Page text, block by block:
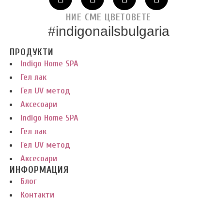
НИЕ СМЕ ЦВЕТОВЕТЕ
#indigonailsbulgaria
ПРОДУКТИ
Indigo Home SPA
Гел лак
Гел UV метод
Аксесоари
Indigo Home SPA
Гел лак
Гел UV метод
Аксесоари
ИНФОРМАЦИЯ
Блог
Контакти